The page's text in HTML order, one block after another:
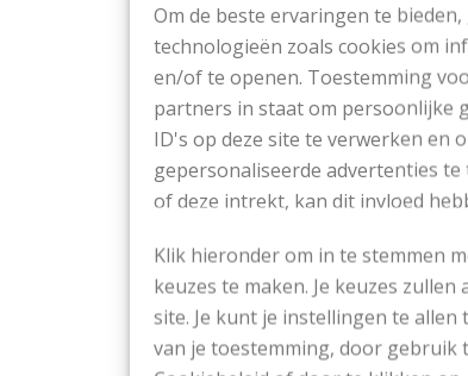
Om de beste ervaringen te
technologieën zoals cookies om
en/of te openen. Toestemming
partners in staat om persoonlijke
ID's op deze site te verwerken en
gepersonaliseerde advertenties
of deze intrekt, kan dit invloed
Klik hieronder om in te stemmen
keuzes te maken. Je keuzes
site. Je kunt je instellingen te
van je toestemming, door gebruik
Brei dit als de linkermouw,
RUGPAND:
Zet 114 (120 – 126) st op
nld. Brei de teruggaande nld
(137 – 146) st en nld 3,5
Kant nu aan weerskanten
de overige 115 (125 – 134) st
– 62) st af voor de hals. Brei
en 1 keer 1 st af. Kant
en 1 keer 8 st; voor medium